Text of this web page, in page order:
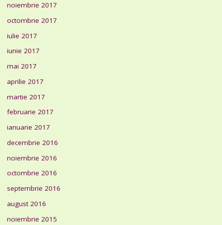
noiembrie 2017
octombrie 2017
iulie 2017
iunie 2017
mai 2017
aprilie 2017
martie 2017
februarie 2017
ianuarie 2017
decembrie 2016
noiembrie 2016
octombrie 2016
septembrie 2016
august 2016
noiembrie 2015